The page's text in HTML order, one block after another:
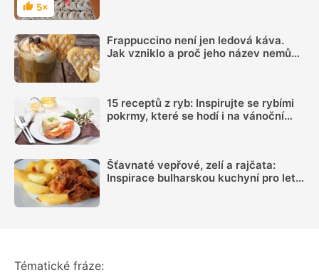
Hodnocení
5×
Frappuccino není jen ledová káva.
Jak vzniklo a proč jeho název nemůže
15 receptů z ryb: Inspirujte se rybími
pokrmy, které se hodí i na vánoční
Šťavnaté vepřové, zelí a rajčata:
Inspirace bulharskou kuchyní pro letní
Tématické fráze: